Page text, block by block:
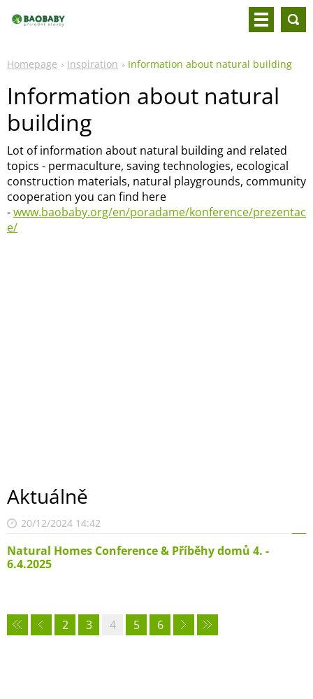
Homepage Inspiration Information about natural building
Information about natural
building
Lot of information about natural building and related
topics - permaculture, saving technologies, ecological
construction materials, natural playgrounds, community
cooperation you can find here
-www.baobaby.org/en/poradame/konference/prezentac
e/
Aktuálně
20/12/2024 14:42
Natural Homes Conference & Příběhy domů 4. -
6.4.2025
2 3 4 5 6